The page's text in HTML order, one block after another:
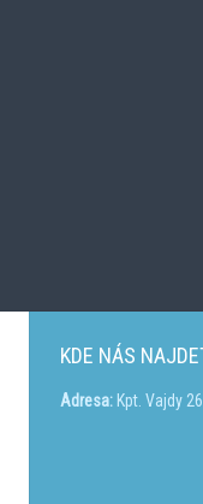
KDE NÁS
Adresa:Kpt. Vajdy